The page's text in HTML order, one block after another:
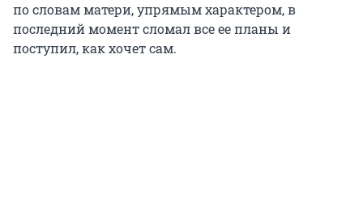
по словам матери, упрямым характером, в
последний момент сломал все ее планы и
поступил, как хочет сам.